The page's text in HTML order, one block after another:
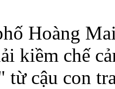
Hoàng
kiềm chế
từ cậu con